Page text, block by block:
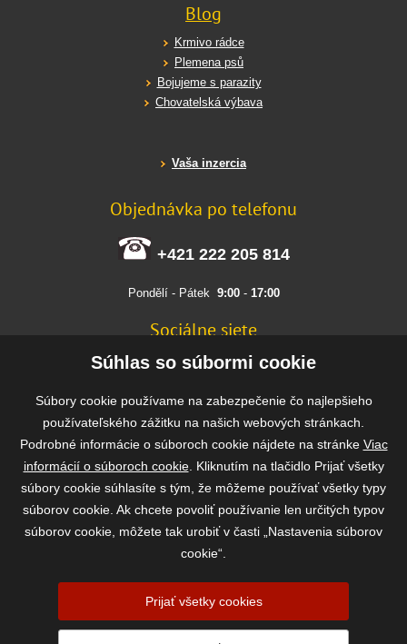
Blog
Krmivo rádce
Plemena psů
Bojujeme s parazity
Chovatelská výbava
Vaša inzercia
Objednávka po telefonu
+421 222 205 814
Pondělí - Pátek 9:00- 17:00
Sociálne siete
FACEBOOK
INSTAGRAM
Rýchla a bezpečná platba
2026 ©www.vasekrmivo.sk- Tomáš Kroupa e-shop, Kanice 307, 664 01
Súhlas so súbormi cookie
Súbory cookie používame na zabezpečenie čo najlepšieho
používateľského zážitku na našich webových stránkach.
Podrobné informácie o súboroch cookie nájdete na stránke Viac
informácií o súboroch cookie. Kliknutím na tlačidlo Prijať všetky
súbory cookie súhlasíte s tým, že môžeme používať všetky typy
súborov cookie. Ak chcete povoliť používanie len určitých typov
súborov cookie, môžete tak urobiť v časti „Nastavenia súborov
cookie“.
Prijať všetky cookies